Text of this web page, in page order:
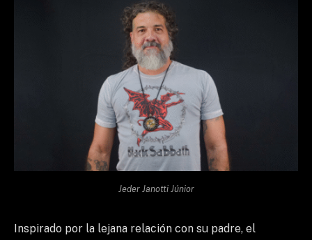
Jeder Janotti Júnior
Inspirado por la lejana relación con su padre, el